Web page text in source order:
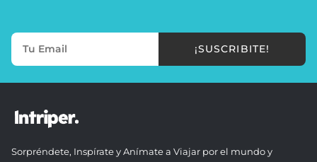
¡SUSCRIBITE!
Sorpréndete, Inspírate y Anímate a Viajar por el mundo y